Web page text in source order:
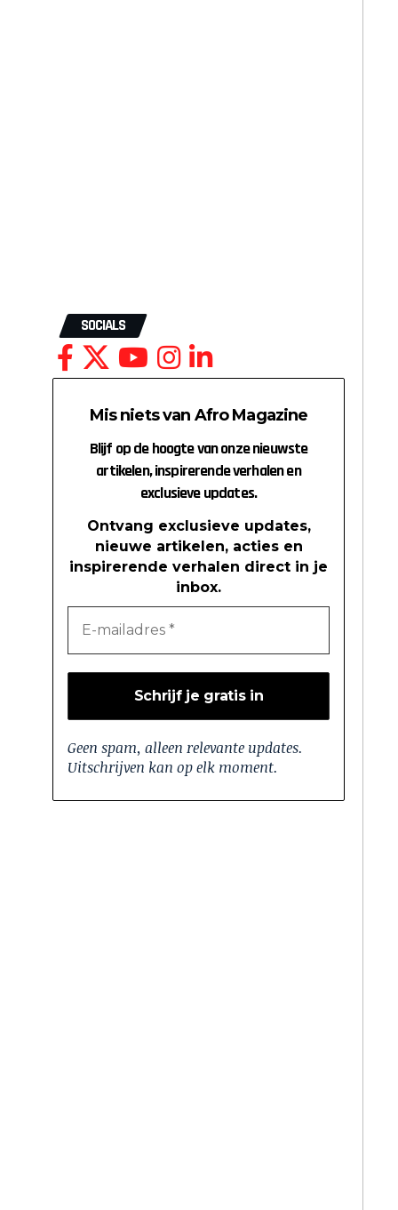
SOCIALS
Mis niets van Afro Magazine
Blijf op de hoogte van onze nieuwste
artikelen, inspirerende verhalen en
exclusieve updates.
Ontvang exclusieve updates,
nieuwe artikelen, acties en
inspirerende verhalen direct in je
inbox.
Geen spam, alleen relevante updates.
Uitschrijven kan op elk moment.